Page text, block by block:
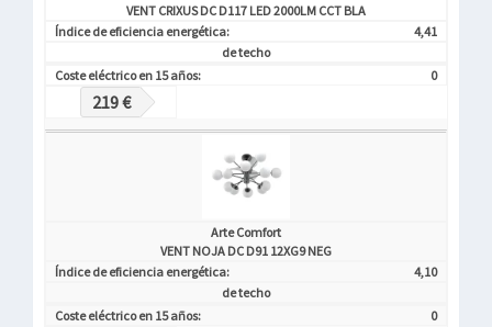
VENT CRIXUS DC D117 LED 2000LM CCT BLA
Índice de eficiencia energética:
4,41
de techo
Coste eléctrico en 15 años:
0
219 €
Arte Comfort
VENT NOJA DC D91 12XG9 NEG
Índice de eficiencia energética:
4,10
de techo
Coste eléctrico en 15 años:
0